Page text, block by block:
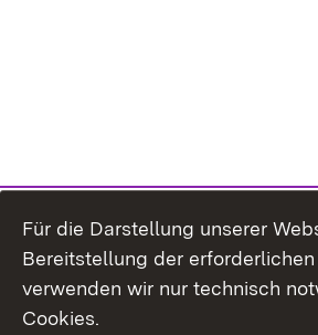
Für die Darstellung unserer
Bereitstellung der
verwenden wir nur technisch
Cookies.